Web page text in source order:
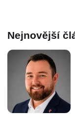
Nejnovější